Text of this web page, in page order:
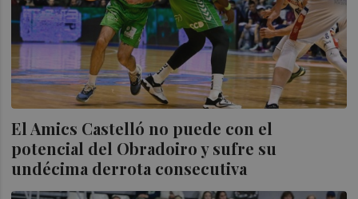
El Amics Castelló no puede con el
potencial del Obradoiro y sufre su
undécima derrota consecutiva